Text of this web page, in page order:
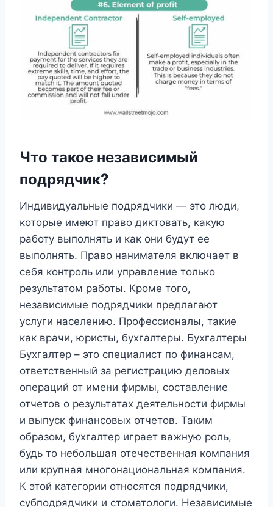
Что такое независимый
подрядчик?
Индивидуальные подрядчики — это люди,
которые имеют право диктовать, какую
работу выполнять и как они будут ее
выполнять. Право нанимателя включает в
себя контроль или управление только
результатом работы. Кроме того,
независимые подрядчики предлагают
услуги населению. Профессионалы, такие
как врачи, юристы, бухгалтеры. Бухгалтеры
Бухгалтер – это специалист по финансам,
ответственный за регистрацию деловых
операций от имени фирмы, составление
отчетов о результатах деятельности фирмы
и выпуск финансовых отчетов. Таким
образом, бухгалтер играет важную роль,
будь то небольшая отечественная компания
или крупная многонациональная компания.
К этой категории относятся подрядчики,
субподрядчики и стоматологи. Независимые